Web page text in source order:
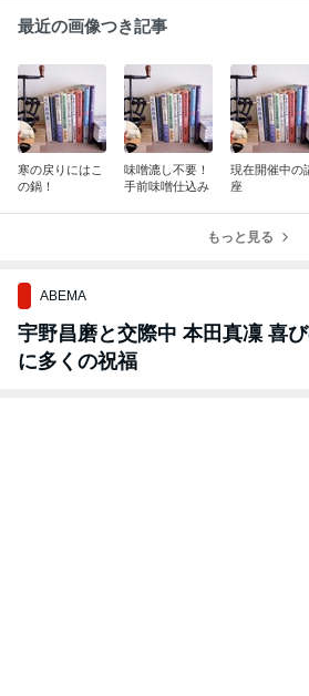
最近の画像つき記事
寒の戻りにはこ
の鍋！
味噌漉し不要！
手前味噌仕込み
現在開催中の
座
もっと見る
ABEMA
宇野昌磨と交際中 本田真凜 喜
に多くの祝福